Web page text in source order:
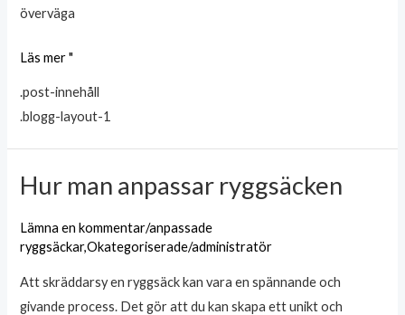
överväga
Läs mer "
.post-innehåll
.blogg-layout-1
Hur man anpassar ryggsäcken
Lämna en kommentar/anpassade
ryggsäckar,Okategoriserade/administratör
Att skräddarsy en ryggsäck kan vara en spännande och
givande process. Det gör att du kan skapa ett unikt och
Hur
anpassar
ryggsäcken